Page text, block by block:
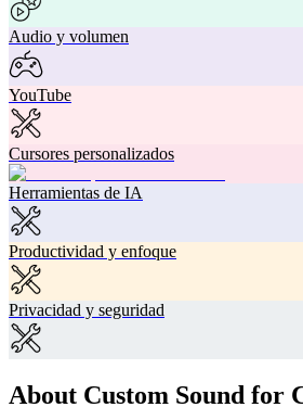
Audio y volumen
YouTube
Cursores personalizados
Herramientas de IA
Productividad y enfoque
Privacidad y seguridad
About Custom Sound for